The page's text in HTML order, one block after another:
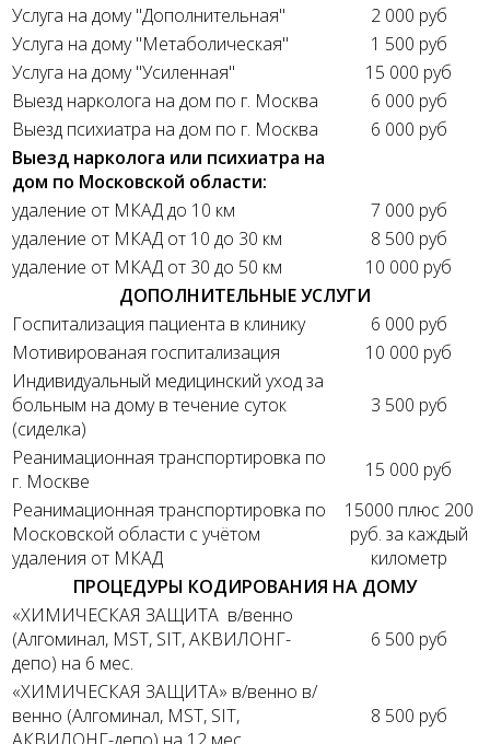
Услуга на дому "Дополнительная"
2 000 руб
Услуга на дому "Метаболическая"
1 500 руб
Услуга на дому "Усиленная"
15 000 руб
Выезд нарколога на дом по г. Москва
6 000 руб
Выезд психиатра на дом по г. Москва
6 000 руб
Выезд нарколога или психиатра на
дом по Московской области:
удаление от МКАД до 10 км
7 000 руб
удаление от МКАД от 10 до 30 км
8 500 руб
удаление от МКАД от 30 до 50 км
10 000 руб
ДОПОЛНИТЕЛЬНЫЕ УСЛУГИ
Госпитализация пациента в клинику
6 000 руб
Мотивированая госпитализация
10 000 руб
Индивидуальный медицинский уход за
больным на дому в течение суток
(сиделка)
3 500 руб
Реанимационная транспортировка по
г. Москве
15 000 руб
Реанимационная транспортировка по
Московской области с учётом
удаления от МКАД
15000 плюс 200
руб. за каждый
километр
ПРОЦЕДУРЫ КОДИРОВАНИЯ НА ДОМУ
«ХИМИЧЕСКАЯ ЗАЩИТА в/венно
(Алгоминал, MST, SIT, АКВИЛОНГ-
депо) на 6 мес.
6 500 руб
«ХИМИЧЕСКАЯ ЗАЩИТА» в/венно в/
венно (Алгоминал, MST, SIT,
8 500 руб